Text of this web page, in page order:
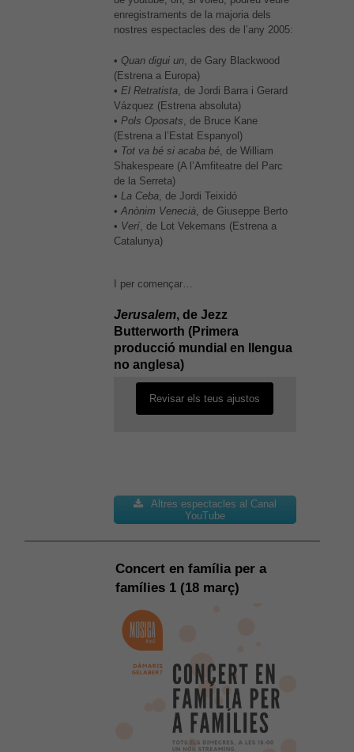
enregistraments de la majoria dels
nostres espectacles des de l’any 2005:
• Quan digui un, de Gary Blackwood
(Estrena a Europa)
• El Retratista, de Jordi Barra i Gerard
Vázquez (Estrena absoluta)
• Pols Oposats , de Bruce Kane
(Estrena a l’Estat Espanyol)
• Tot va bé si acaba bé, de William
Shakespeare (A l’Amfiteatre del Parc
de la Serreta)
• La Ceba, de Jordi Teixidó
• Anònim Venecià, de Giuseppe Berto
• Verí, de Lot Vekemans (Estrena a
Catalunya)
I per començar…
Jerusalem, de Jezz
Butterworth (Primera
producció mundial en llengua
no anglesa)
configuració us impedeixi veure
aquest contingut. El més probable
és que tinguis l'experiència
desactivada.
Revisar els teus ajustos
Altres espectacles al Canal
YouTube
Concert en família per a
famílies 1 (18 març)